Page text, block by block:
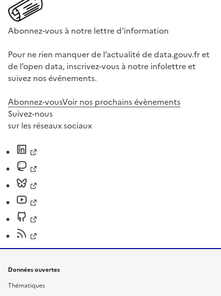
Abonnez-vous à notre lettre d'information
Pour ne rien manquer de l’actualité de data.gouv.fr et
de l’open data, inscrivez-vous à notre infolettre et
suivez nos événements.
Abonnez-vousVoir nos prochains évènements
Suivez-nous
sur les réseaux sociaux
Données ouvertes
Thématiques